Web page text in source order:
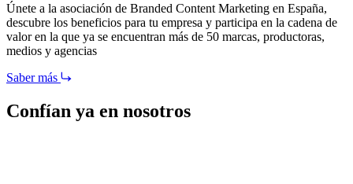
Únete a la asociación de Branded Content Marketing en España,
descubre los beneficios para tu empresa y participa en la cadena de
valor en la que ya se encuentran más de 50 marcas, productoras,
medios y agencias
Saber más
Confían ya en nosotros